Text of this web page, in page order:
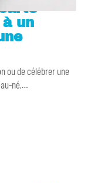
un
ou de célébrer une
né,…